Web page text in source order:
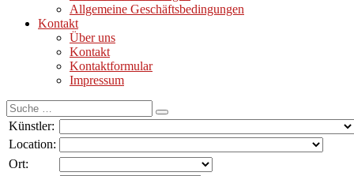
Allgemeine Geschäftsbedingungen
Kontakt
Über uns
Kontakt
Kontaktformular
Impressum
Suche
nach:
Künstler:
Location:
Ort: